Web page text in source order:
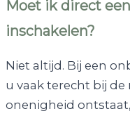
Moet ik direct
inschakelen?
Niet altijd. Bij een
u vaak terecht bij de
onenigheid